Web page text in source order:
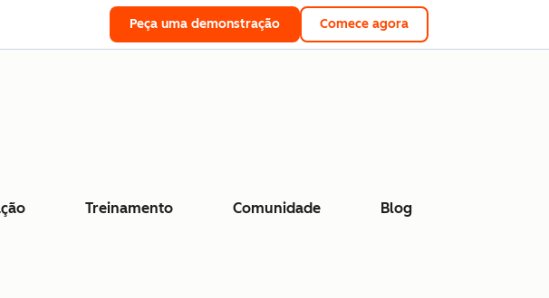
Peça uma demonstração Comece agora
Treinamento Comunidade Blog